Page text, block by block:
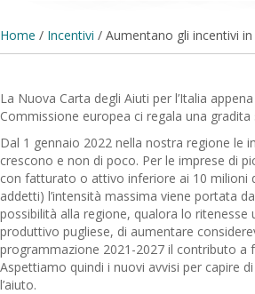
Home / Incentivi / Aumentano gli incentivi in
La Nuova Carta degli Aiuti per l’Italia
Commissione europea ci regala una gradita
Dal 1 gennaio 2022 nella nostra regione le
crescono e non di poco. Per le imprese di
con fatturato o attivo inferiore ai 10 milioni
addetti) l’intensità massima viene portata
possibilità alla regione, qualora lo ritenesse
produttivo pugliese, di aumentare
programmazione 2021-2027 il contributo a
Aspettiamo quindi i nuovi avvisi per capire
l’aiuto.